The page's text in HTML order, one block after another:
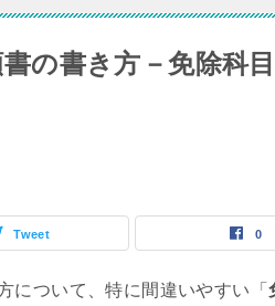
書の書き方－免除科
Tweet 0
について、特に間違いやすい「